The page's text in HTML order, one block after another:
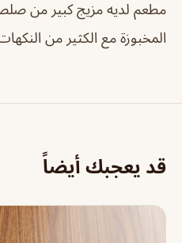
مطعم لديه مزيج كبير من
المخبوزة مع الكثير من
قد يعجبك أيضاً